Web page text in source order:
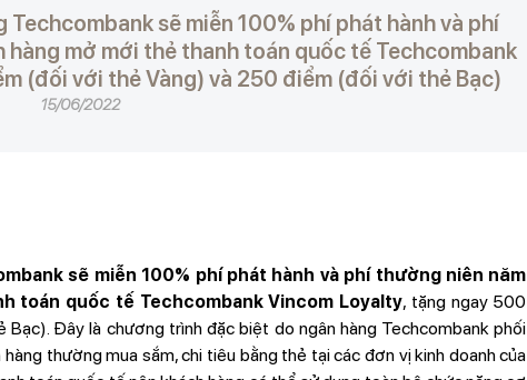
Techcombank sẽ miễn 100% phí phát hành và phí
mở mới thẻ thanh toán quốc tế Techcombank
(đối với thẻ Vàng) và 250 điểm (đối với thẻ Bạc)
15/06/2022
sẽ miễn 100% phí phát hành và phí thường niên năm
toán quốc tế Techcombank Vincom Loyalty, tặng ngay 500
Đây là chương trình đặc biệt do ngân hàng Techcombank phối
thường mua sắm, chi tiêu bằng thẻ tại các đơn vị kinh doanh của